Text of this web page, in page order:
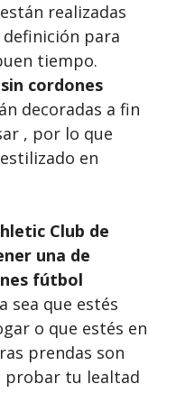
realizadas
para
tiempo.
cordones
decoradas a fin
, por lo que
en
Club de
una de
fútbol
sea que estés
o que estés en
prendas son
probar tu lealtad